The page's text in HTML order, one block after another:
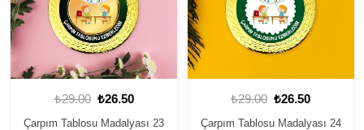
₺29.00 ₺26.50
Çarpım Tablosu Madalyası 23
₺29.00 ₺26.50
Çarpım Tablosu Madalyası 24